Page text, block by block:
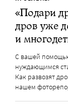
«Подари
дров уже
и
С вашей
нуждающимся
Как развозят
нашем